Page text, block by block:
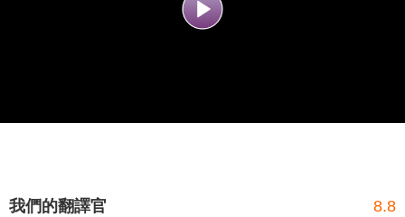
我們的翻譯官 8.8